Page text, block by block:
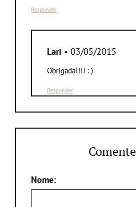
Responder
Lari • 03/05/2015
Obrigada!!!! : )
Responder
Comente
Nome: